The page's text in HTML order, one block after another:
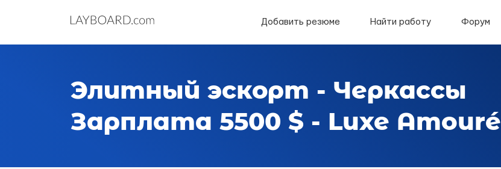
Добавить резюме Найти работу Форум
Элитный эскорт - Черкассы
Зарплата 5500 $ - Luxe Amouré